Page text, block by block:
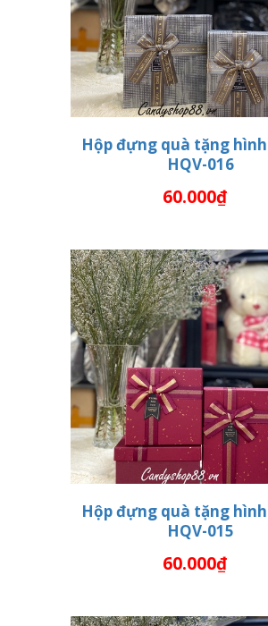
Hộp đựng quà tặng
HQV-016
60.000₫
THÊM VÀO GIỎ HÀNG
Hộp đựng quà tặng
HQV-015
60.000₫